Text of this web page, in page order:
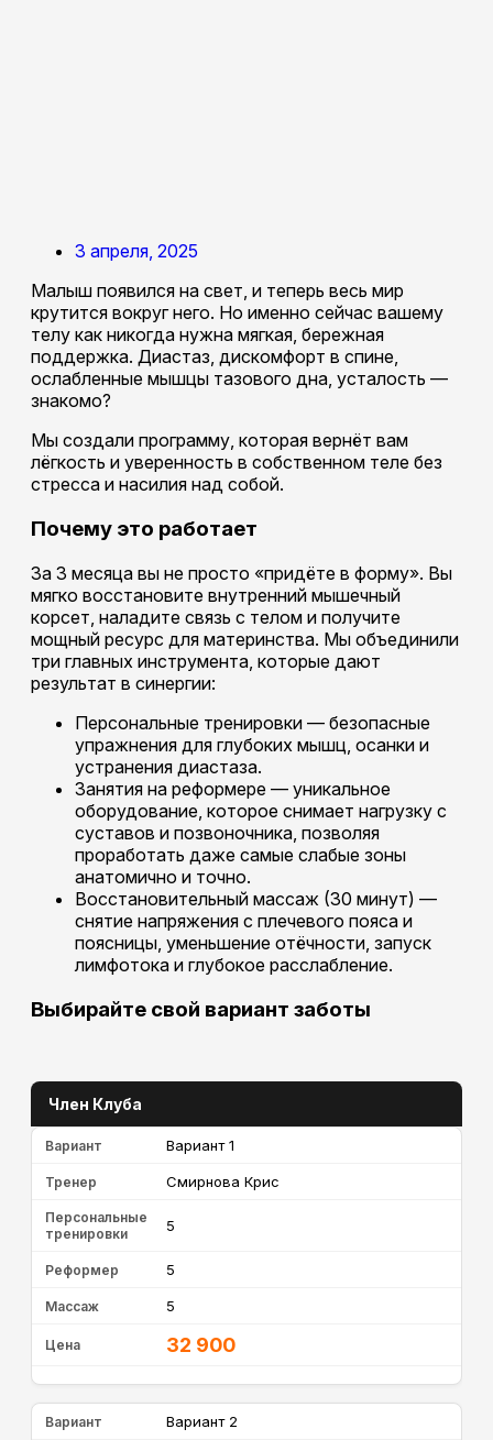
3 апреля, 2025
Малыш появился на свет, и теперь весь мир
крутится вокруг него. Но именно сейчас вашему
телу как никогда нужна мягкая, бережная
поддержка. Диастаз, дискомфорт в спине,
ослабленные мышцы тазового дна, усталость —
знакомо?
Мы создали программу, которая вернёт вам
лёгкость и уверенность в собственном теле без
стресса и насилия над собой.
Почему это работает
За 3 месяца вы не просто «придёте в форму». Вы
мягко восстановите внутренний мышечный
корсет, наладите связь с телом и получите
мощный ресурс для материнства. Мы объединили
три главных инструмента, которые дают
результат в синергии:
Персональные тренировки — безопасные
упражнения для глубоких мышц, осанки и
устранения диастаза.
Занятия на реформере — уникальное
оборудование, которое снимает нагрузку с
суставов и позвоночника, позволяя
проработать даже самые слабые зоны
анатомично и точно.
Восстановительный массаж (30 минут) —
снятие напряжения с плечевого пояса и
поясницы, уменьшение отёчности, запуск
лимфотока и глубокое расслабление.
Выбирайте свой вариант заботы
Член Клуба
Вариант Вариант 1
Тренер Смирнова Крис
Персональные
тренировки
5
Реформер 5
Массаж 5
Цена 32 900
Вариант Вариант 2